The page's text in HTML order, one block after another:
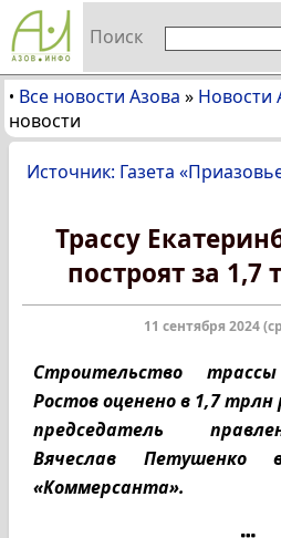
Поиск
• Все новости Азова » Новости
новости
Источник: Газета
Трассу
построят за 1,7
11 сентября 2024
Строительство
Ростов оценено в 1,7 трлн
председатель
Вячеслав
«Коммерсанта».